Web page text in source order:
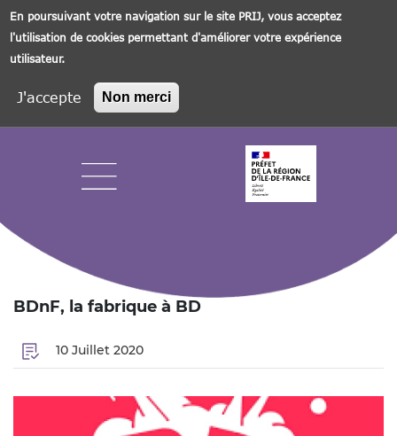
En poursuivant votre navigation sur le site PRIJ, vous acceptez
l'utilisation de cookies permettant d'améliorer votre expérience
utilisateur.
J'accepte Non merci
BDnF, la fabrique à BD
10 Juillet 2020